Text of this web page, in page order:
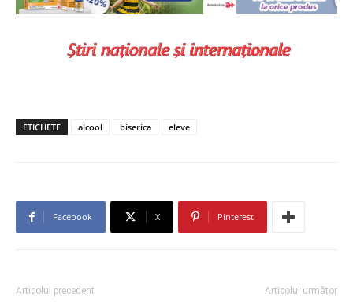
ETICHETE alcool biserica eleve
Facebook X Pinterest
Articolul precedent Articolul următor